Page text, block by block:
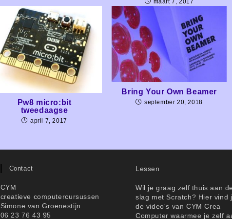
Pw8 micro:bit
tweedaagse
april 7, 2017
Bring Your Own Beamer
september 20, 2018
Contact
CYM
creatieve computercursussen
Simone van Groenestijn
06 23 76 43 95
Lessen
Wil je graag zelf thuis aan de
slag met Scratch? Hier vind
de video's van CYM Crea
Computer waarmee je zelf